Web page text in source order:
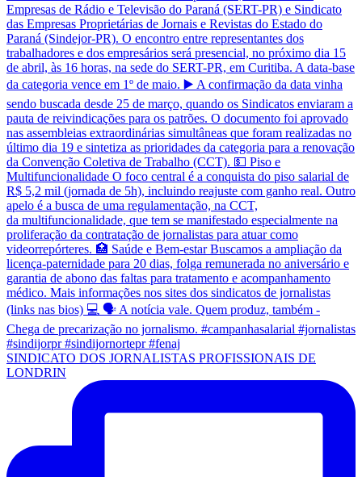
SINDICATO DOS JORNALISTAS PROFISSIONAIS DE
LONDRIN